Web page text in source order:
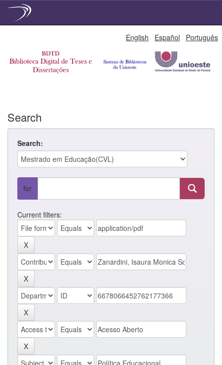
English Español Português
Search
Search:
for
Current filters: